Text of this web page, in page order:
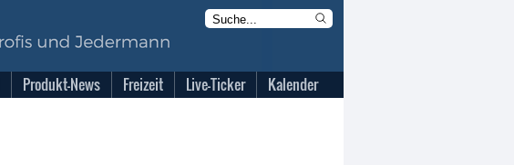
Produkt-News Freizeit Live-Ticker Kalender